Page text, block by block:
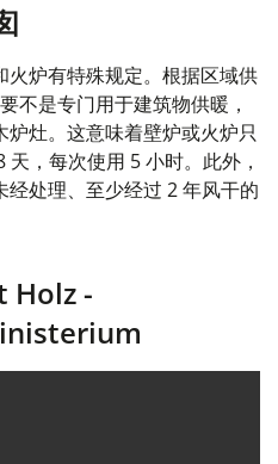
炉有特殊规定。根据区域供
不是专门用于建筑物供暖，
灶。这意味着壁炉或火炉只
，每次使用 5 小时。此外，
处理、至少经过 2 年风干的
Holz -